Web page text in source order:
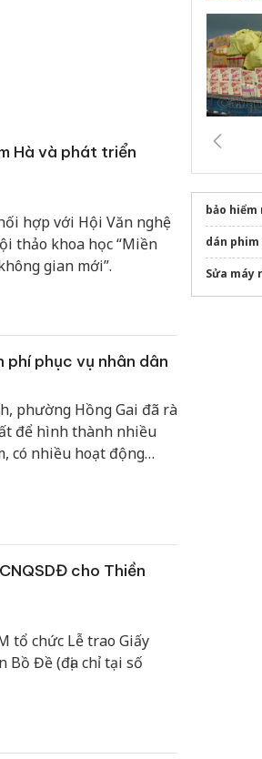
Hà và phát triển
hợp với Hội Văn nghệ
thảo khoa học “Miền
gian mới”.
phí phục vụ nhân dân
phường Hồng Gai đã rà
để hình thành nhiều
có nhiều hoạt động
cho Thiền
tổ chức Lễ trao Giấy
Bồ Đề (địa chỉ tại số
bảo hiểm
dán
Sửa máy